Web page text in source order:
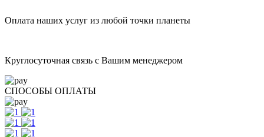
Оплата наших услуг из любой точки планеты
Круглосуточная связь с Вашим менеджером
СПОСОБЫ ОПЛАТЫ